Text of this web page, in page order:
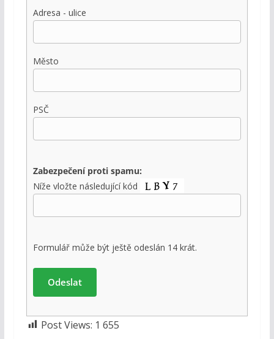
Adresa - ulice
Město
PSČ
Zabezpečení proti spamu:
Níže vložte následující kód
Formulář může být ještě odeslán 14 krát.
Post Views: 1 655